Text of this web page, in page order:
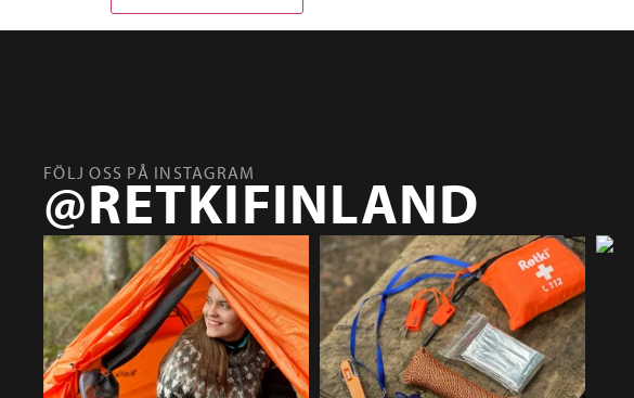
FÖLJ OSS PÅ INSTAGRAM
@RETKIFINLAND